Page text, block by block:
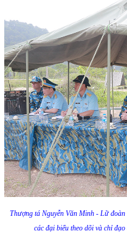
Thượng tá Nguyễn Văn Minh - Lữ
các đại biểu theo dõi và chỉ